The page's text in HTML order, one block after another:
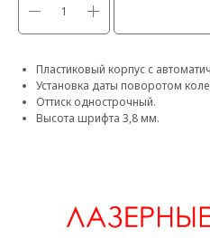
Пластиковый корпус с
Установка даты поворотом
Оттиск однострочный.
Высота шрифта 3,8 мм.